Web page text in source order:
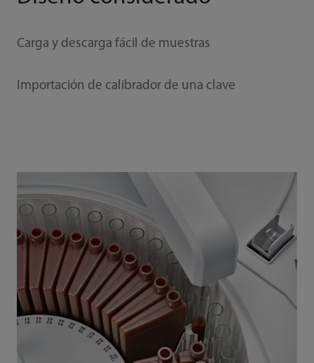
Carga y descarga fácil de muestras
Importación de calibrador de una clave